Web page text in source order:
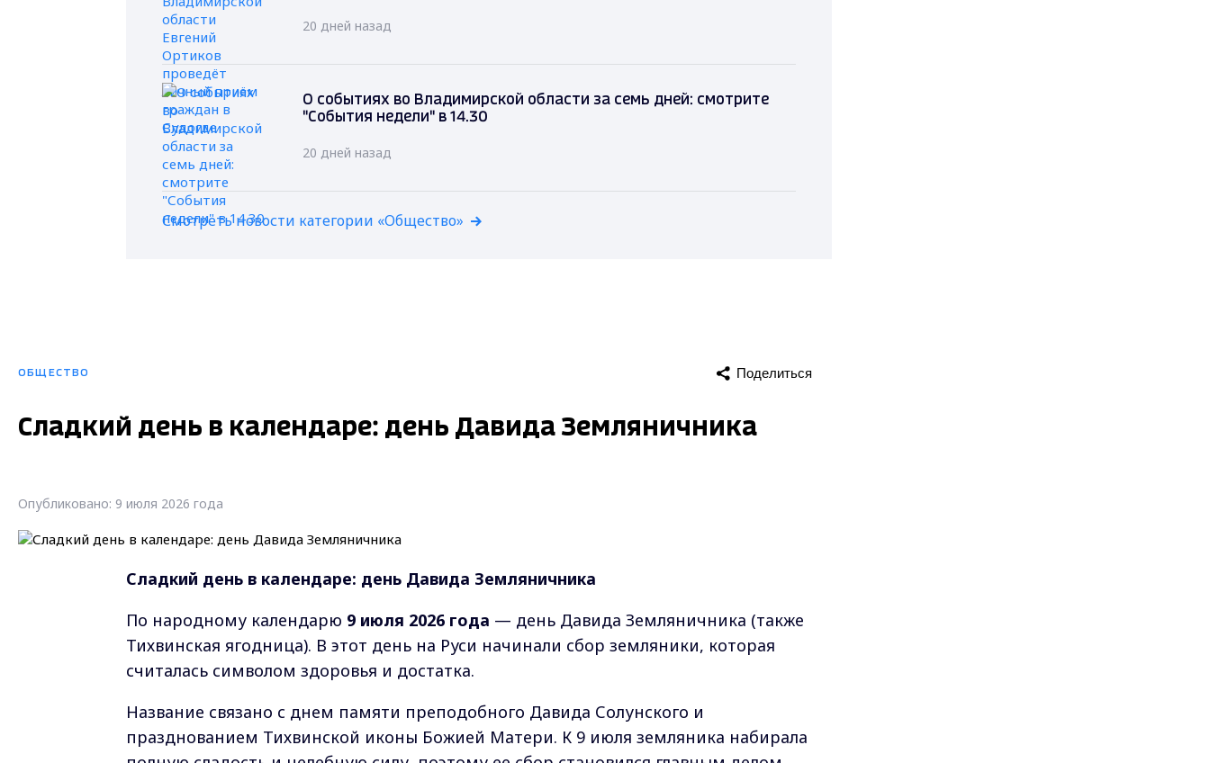
20 дней назад
О событиях во Владимирской области за семь дней: смотрите
"События недели" в 14.30
20 дней назад
Смотреть новости категории «Общество»
ОБЩЕСТВО Поделиться
Сладкий день в календаре: день Давида Земляничника
Опубликовано: 9 июля 2026 года
Сладкий день в календаре: день Давида Земляничника
По народному календарю 9 июля 2026 года — день Давида Земляничника (также
Тихвинская ягодница). В этот день на Руси начинали сбор земляники, которая
считалась символом здоровья и достатка.
Название связано с днем памяти преподобного Давида Солунского и
празднованием Тихвинской иконы Божией Матери. К 9 июля земляника набирала